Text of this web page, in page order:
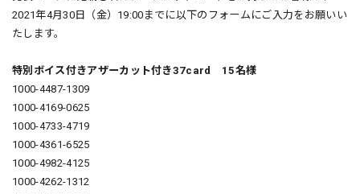
2021年4月30日（金）19:00までに以下のフォームにご入力をお願いい
たします。
特別ボイス付きアザーカット付き37card 15名様
1000-4487-1309
1000-4169-0625
1000-4733-4719
1000-4361-6525
1000-4982-4125
1000-4262-1312